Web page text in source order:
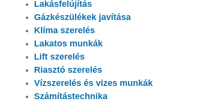
Lakásfelújítás
Gázkészülékek javítása
Klíma szerelés
Lakatos munkák
Lift szerelés
Riasztó szerelés
Vízszerelés és vizes munkák
Számítástechnika